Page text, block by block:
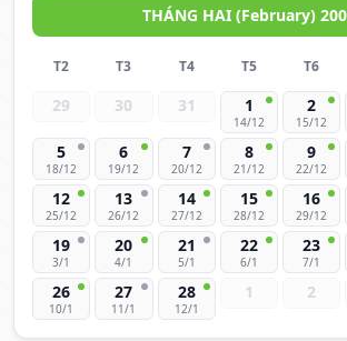
THÁNG HAI (February)
T2 T3 T4 T5 T6
29 30 31 1
14/12
2
15/12
5
18/12
6
19/12
7
20/12
8
21/12
9
22/12
12
25/12
13
26/12
14
27/12
15
28/12
16
29/12
19
3/1
20
4/1
21
5/1
22
6/1
23
7/1
26
10/1
27
11/1
28
12/1
1 2